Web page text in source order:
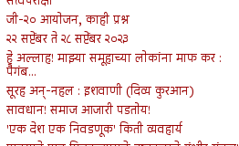
जी-२० आयोजन, काही प्रश्न
२२ सप्टेंबर ते २८ सप्टेंबर २०२३
हे अल्लाह! माझ्या समूहाच्या लोकांना माफ कर :
पैगंब...
सूरह अन्-नहल : इशवाणी (दिव्य कुरआन)
सावधान! समाज आजारी पडतोय!
'एक देश एक निवडणूक' किती व्यवहार्य